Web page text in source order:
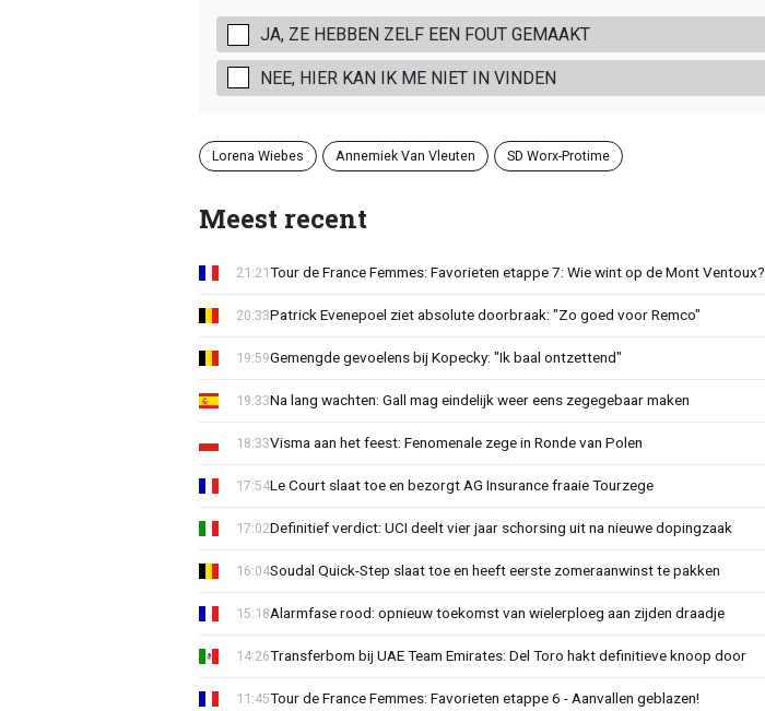
JA, ZE HEBBEN ZELF EEN FOUT GEMAAKT
NEE, HIER KAN IK ME NIET IN VINDEN
Lorena Wiebes Annemiek Van Vleuten SD Worx-Protime
Meest recent
Tour de France Femmes: Favorieten etappe 7: Wie wint op de Mont Ventoux?
21:21
Patrick Evenepoel ziet absolute doorbraak: "Zo goed voor Remco"
20:33
Gemengde gevoelens bij Kopecky: "Ik baal ontzettend"
19:59
Na lang wachten: Gall mag eindelijk weer eens zegegebaar maken
19:33
Visma aan het feest: Fenomenale zege in Ronde van Polen
18:33
Le Court slaat toe en bezorgt AG Insurance fraaie Tourzege
17:54
Definitief verdict: UCI deelt vier jaar schorsing uit na nieuwe dopingzaak
17:02
Soudal Quick-Step slaat toe en heeft eerste zomeraanwinst te pakken
16:04
Alarmfase rood: opnieuw toekomst van wielerploeg aan zijden draadje
15:18
Transferbom bij UAE Team Emirates: Del Toro hakt definitieve knoop door
14:26
Tour de France Femmes: Favorieten etappe 6 - Aanvallen geblazen!
11:45